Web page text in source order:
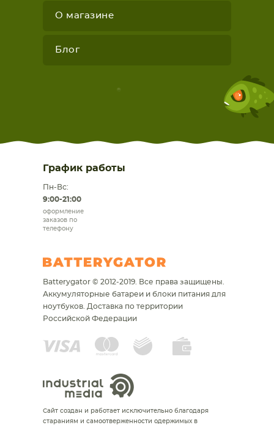
О магазине
Блог
График работы
Пн-Вс:
9:00-21:00
оформление
заказов по
телефону
Batterygator © 2012-2019. Все права защищены.
Аккумуляторные батареи и блоки питания для
ноутбуков. Доставка по территории
Российской Федерации
Сайт создан и работает исключительно благодаря
стараниям и самоотверженности одержимых в